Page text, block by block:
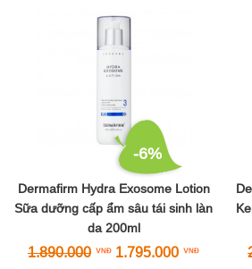
-6%
Dermafirm Hydra Exosome Lotion
Sữa dưỡng cấp ẩm sâu tái sinh làn
da 200ml
1.890.000 1.795.000